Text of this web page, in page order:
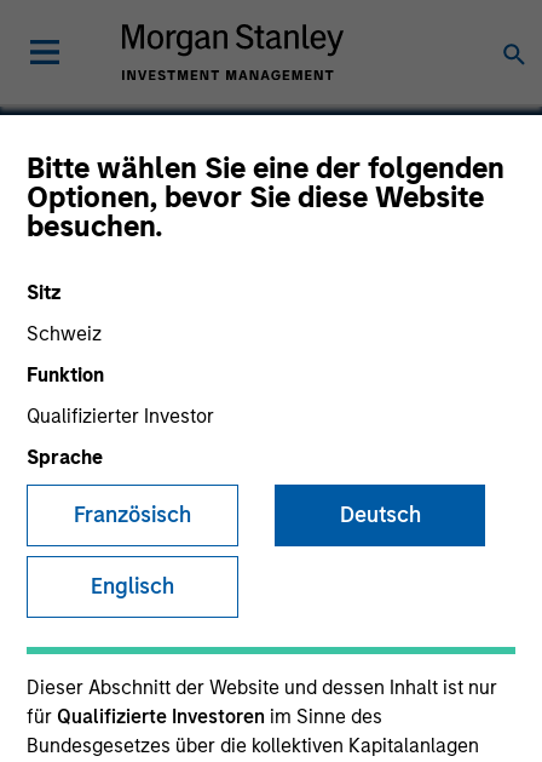
Bitte wählen Sie eine der folgenden
Optionen, bevor Sie diese Website
besuchen.
Sitz
Schweiz
Funktion
Qualifizierter Investor
Sprache
Französisch Deutsch
Englisch
Dieser Abschnitt der Website und dessen Inhalt ist nur
für Qualifizierte Investoren im Sinne des
Bundesgesetzes über die kollektiven Kapitalanlagen
Elligo Health Research
SECTOR